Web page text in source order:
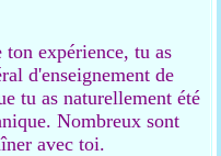
expérience, tu as
d'enseignement de
tu as naturellement été
Nombreux sont
avec toi.